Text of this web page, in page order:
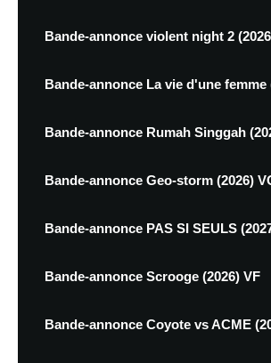
Bande-annonce violent night 2
Bande-annonce La vie d'une femme
Bande-annonce Rumah Singgah
Bande-annonce Geo-storm (2026)
Bande-annonce PAS SI SEULS
Bande-annonce Scrooge (2026) VF
Bande-annonce Coyote vs ACME